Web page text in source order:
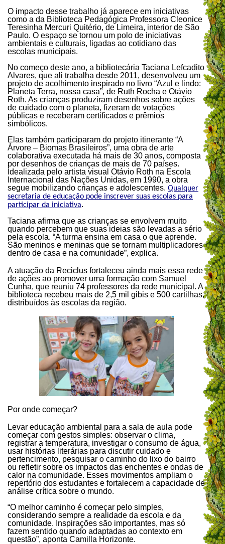
O impacto desse trabalho já aparece em iniciativas
como a da Biblioteca Pedagógica Professora Cleonice
Teresinha Mercuri Quitério, de Limeira, interior de São
Paulo. O espaço se tornou um polo de iniciativas
ambientais e culturais, ligadas ao cotidiano das
escolas municipais.
No começo deste ano, a bibliotecária Taciana Lefcadito
Alvares, que ali trabalha desde 2011, desenvolveu um
projeto de acolhimento inspirado no livro “Azul e lindo:
Planeta Terra, nossa casa”, de Ruth Rocha e Otávio
Roth. As crianças produziram desenhos sobre ações
de cuidado com o planeta, fizeram de votações
públicas e receberam certificados e prêmios
simbólicos.
Elas também participaram do projeto itinerante “A
Árvore – Biomas Brasileiros”, uma obra de arte
colaborativa executada há mais de 30 anos, composta
por desenhos de crianças de mais de 70 países.
Idealizada pelo artista visual Otávio Roth na Escola
Internacional das Nações Unidas, em 1990, a obra
segue mobilizando crianças e adolescentes. Qualquer
secretaria de educação pode inscrever suas escolas para
participar da iniciativa.
Taciana afirma que as crianças se envolvem muito
quando percebem que suas ideias são levadas a sério
pela escola. “A turma ensina em casa o que aprende.
São meninos e meninas que se tornam multiplicadores
dentro de casa e na comunidade”, explica.
A atuação da Reciclus fortaleceu ainda mais essa rede
de ações ao promover uma formação com Samuel
Cunha, que reuniu 74 professores da rede municipal. A
biblioteca recebeu mais de 2,5 mil gibis e 500 cartilhas,
distribuídos às escolas da região.
Por onde começar?
Levar educação ambiental para a sala de aula pode
começar com gestos simples: observar o clima,
registrar a temperatura, investigar o consumo de água,
usar histórias literárias para discutir cuidado e
pertencimento, pesquisar o caminho do lixo do bairro
ou refletir sobre os impactos das enchentes e ondas de
calor na comunidade. Esses movimentos ampliam o
repertório dos estudantes e fortalecem a capacidade de
análise crítica sobre o mundo.
“O melhor caminho é começar pelo simples,
considerando sempre a realidade da escola e da
comunidade. Inspirações são importantes, mas só
fazem sentido quando adaptadas ao contexto em
questão”, aponta Camilla Horizonte.